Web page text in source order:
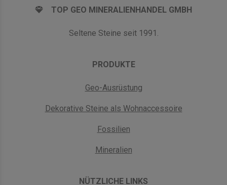
TOP GEO MINERALIENHANDEL GMBH
Seltene Steine seit 1991.
PRODUKTE
Geo-Ausrüstung
Dekorative Steine als Wohnaccessoire
Fossilien
Mineralien
NÜTZLICHE LINKS